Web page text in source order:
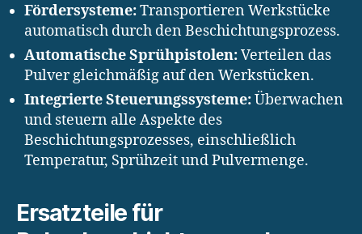
Fördersysteme:Transportieren Werkstücke
automatisch durch den Beschichtungsprozess.
Automatische Sprühpistolen:Verteilen das
Pulver gleichmäßig auf den Werkstücken.
Integrierte Steuerungssysteme:Überwachen
und steuern alle Aspekte des
Beschichtungsprozesses, einschließlich
Temperatur, Sprühzeit und Pulvermenge.
Ersatzteile für